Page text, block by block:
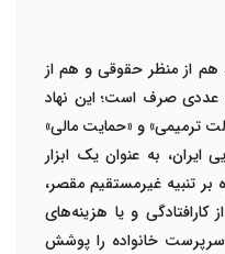
از منظر حقوقی و هم از
عددی صرف است؛ این نهاد
ترمیمی» و «حمایت مالی»
به عنوان یک ابزار
تنبیه غیرمستقیم مقصر،
و یا هزینه‌های
خانواده را پوشش